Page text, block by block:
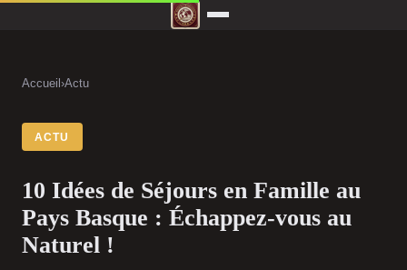
Accueil ›Actu
ACTU
10 Idées de Séjours en Famille au
Pays Basque : Échappez-vous au
Naturel !